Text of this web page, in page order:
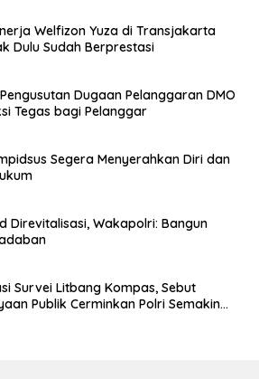
Welfizon Yuza di Transjakarta
Dulu Sudah Berprestasi
Dugaan Pelanggaran DMO
Tegas bagi Pelanggar
Segera Menyerahkan Diri dan
Direvitalisasi, Wakapolri: Bangun
Survei Litbang Kompas, Sebut
Publik Cerminkan Polri Semakin